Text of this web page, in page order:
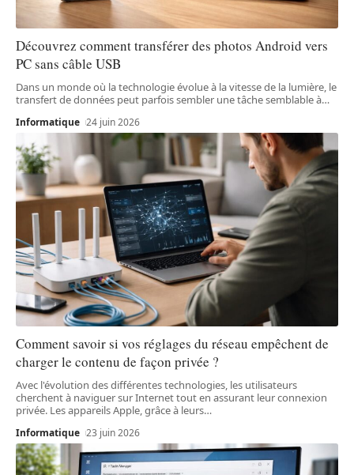
Découvrez comment transférer des photos Android vers
PC sans câble USB
Dans un monde où la technologie évolue à la vitesse de la lumière, le
transfert de données peut parfois sembler une tâche semblable à…
Informatique 24 juin 2026
Comment savoir si vos réglages du réseau empêchent de
charger le contenu de façon privée ?
Avec l'évolution des différentes technologies, les utilisateurs
cherchent à naviguer sur Internet tout en assurant leur connexion
privée. Les appareils Apple, grâce à leurs…
Informatique 23 juin 2026